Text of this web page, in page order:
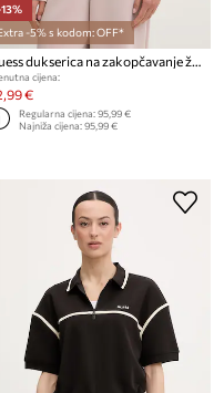
-5% s kodom: OFF*
cijena:
€
Regularna cijena:95,99 €
Najniža cijena:95,99 €